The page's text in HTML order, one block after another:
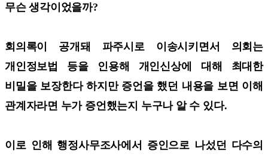
무슨 생각이었을까?
회의록이 공개돼 파주시로 이송시키면서 의회는
개인정보법 등을 인용해 개인신상에 대해 최대한
비밀을 보장한다 하지만 증언을 했던 내용을 보면 이해
관계자라면 누가 증언했는지 누구나 알 수 있다.
이로 인해 행정사무조사에서 증인으로 나섰던 다수의